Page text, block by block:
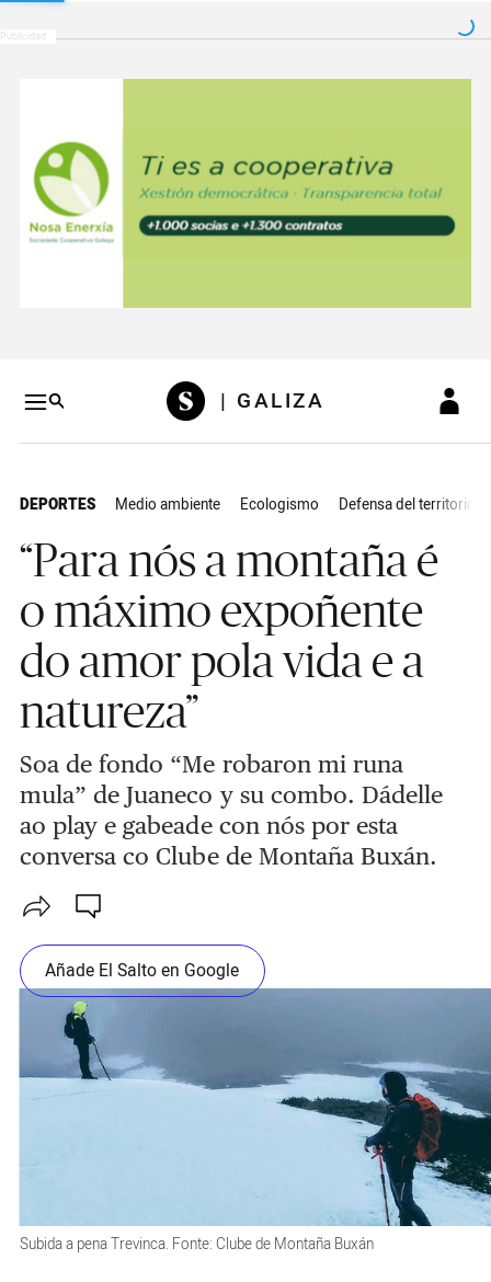
Salto a contenido
| GALIZA
DEPORTES Medio ambiente Ecologismo Defensa del territorio
“Para nós a montaña é
o máximo expoñente
do amor pola vida e a
natureza”
Soa de fondo “Me robaron mi runa
mula” de Juaneco y su combo. Dádelle
ao play e gabeade con nós por esta
conversa co Clube de Montaña Buxán.
Añade El Salto en Google
Subida a pena Trevinca. Fonte: Clube de Montaña Buxán